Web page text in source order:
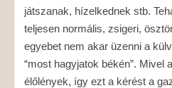
játszanak, hízelkednek stb.
teljesen normális, zsigeri,
egyebet nem akar üzenni a
“most hagyjatok békén”. Mivel
élőlények, így ezt a kérést a